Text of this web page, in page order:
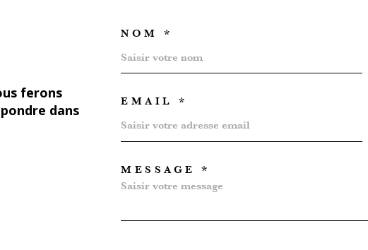
ferons
dans
NOM *
EMAIL *
MESSAGE *